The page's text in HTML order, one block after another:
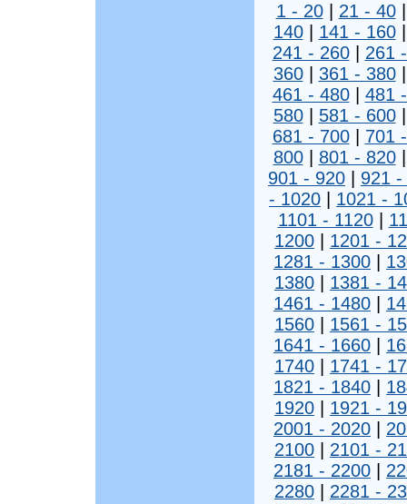
1 - 20| 21 - 40
140| 141 - 160
241 - 260| 261
360| 361 - 380
461 - 480| 481
580| 581 - 600
681 - 700| 701
800| 801 - 820
901 - 920
921 -
- 1020
1021 -
1101 - 1120|
1200
1201 -
1281 - 1300
1380
1381 -
1461 - 1480
1560
1561 -
1641 - 1660
1740
1741 -
1821 - 1840
1920
1921 -
2001 - 2020
2100
2101 -
2181 - 2200
2280
2281 -